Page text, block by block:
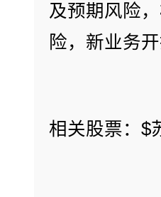
及预期风险
险，新业务
相关股票：$